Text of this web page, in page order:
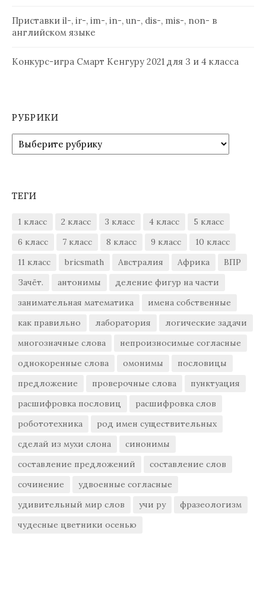
Приставки il-, ir-, im-, in-, un-, dis-, mis-, non- в
английском языке
Конкурс-игра Смарт Кенгуру 2021 для 3 и 4 класса
РУБРИКИ
Рубрики
ТЕГИ
1 класс 2 класс 3 класс 4 класс
5 класс
6 класс
7 класс 8 класс 9 класс
10 класс
11 класс
bricsmath Австралия Африка
ВПР
Зачёт.
антонимы
деление фигур на части
занимательная математика
имена собственные
как правильно
лаборатория
логические задачи
многозначные слова
непроизносимые согласные
однокоренные слова
омонимы
пословицы
предложение
проверочные слова
пунктуация
расшифровка пословиц
расшифровка слов
робототехника
род имен существительных
сделай из мухи слона
синонимы
составление предложений
составление слов
сочинение
удвоенные согласные
удивительный мир слов
учи ру
фразеологизм
чудесные цветники осенью